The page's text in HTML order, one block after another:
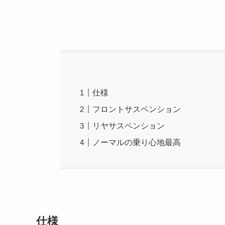
仕様
フロントサスペンション
リヤサスペンション
ノーマルの乗り心地最高
仕様